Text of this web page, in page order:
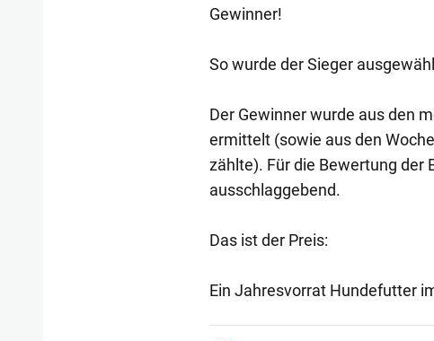
Gewinner!
So wurde der Sieger
Der Gewinner wurde aus den
ermittelt (sowie aus den
zählte). Für die Bewertung der
ausschlaggebend.
Das ist der Preis:
Ein Jahresvorrat Hundefutter